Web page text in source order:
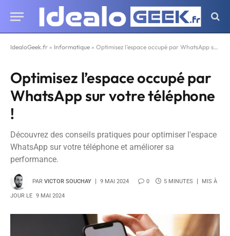
IdealoGeek.fr » Informatique » Optimisez l’espace occupé par WhatsApp sur votre téléphone !
Optimisez l’espace occupé par
WhatsApp sur votre téléphone
!
Découvrez des conseils pratiques pour optimiser l'espace
WhatsApp sur votre téléphone et améliorer sa
performance.
PAR VICTOR SOUCHAY 9 MAI 2024 0 5 MINUTES MIS À
JOUR LE 9 MAI 2024